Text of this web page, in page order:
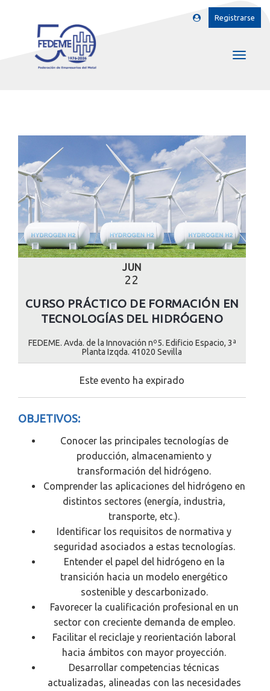
Registrarse
JUN
22
CURSO PRÁCTICO DE FORMACIÓN EN
TECNOLOGÍAS DEL HIDRÓGENO
FEDEME. Avda. de la Innovación nº5. Edificio Espacio, 3ª
Planta Izqda. 41020 Sevilla
Este evento ha expirado
OBJETIVOS:
Conocer las principales tecnologías de
producción, almacenamiento y
transformación del hidrógeno.
Comprender las aplicaciones del hidrógeno en
distintos sectores (energía, industria,
transporte, etc.).
Identificar los requisitos de normativa y
seguridad asociados a estas tecnologías.
Entender el papel del hidrógeno en la
transición hacia un modelo energético
sostenible y descarbonizado.
Favorecer la cualificación profesional en un
sector con creciente demanda de empleo.
Facilitar el reciclaje y reorientación laboral
hacia ámbitos con mayor proyección.
Desarrollar competencias técnicas
actualizadas, alineadas con las necesidades